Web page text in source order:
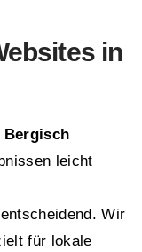
in
leicht
Wir
für lokale